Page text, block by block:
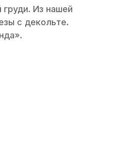
Из нашей
с декольте.